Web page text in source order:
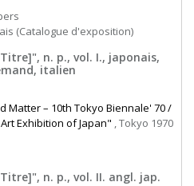
(Catalogue d'exposition)
n. p., vol. I., japonais,
italien
Matter – 10th Tokyo Biennale' 70 /
Exhibition of Japan" , Tokyo 1970
n. p., vol. II. angl. jap.